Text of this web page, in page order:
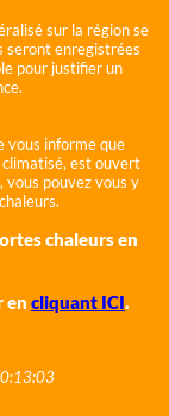
sur la région se
seront enregistrées
pour justifier un
vous informe que
est ouvert
vous pouvez vous y
chaleurs en
en cliquant ICI.